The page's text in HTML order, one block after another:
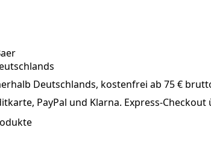
s
Deutschlands, kostenfrei ab 75 €
PayPal und Klarna. Express-